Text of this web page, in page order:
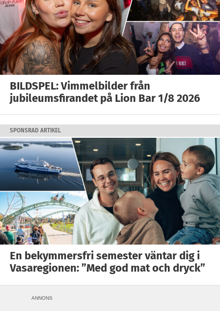
BILDSPEL: Vimmelbilder från
jubileumsfirandet på Lion Bar 1/8 2026
SPONSRAD ARTIKEL
En bekymmersfri semester väntar dig i
Vasaregionen: ”Med god mat och dryck”
ANNONS